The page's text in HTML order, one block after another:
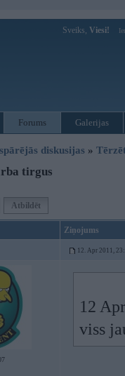
Sveiks, Viesi!
Forums Galerijas
diskusijas »
tirgus
Atbildēt
Ziņojums
12. Apr 2011,
12
viss